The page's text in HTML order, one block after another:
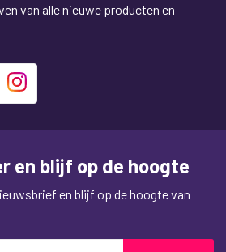
van alle nieuwe producten en
en blijf op de hoogte
en blijf op de hoogte van